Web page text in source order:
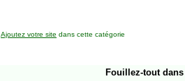
Ajoutez votre site dans cette catégorie
Fouillez-tout